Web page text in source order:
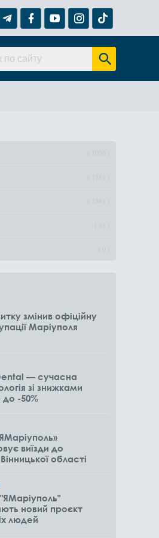
змінив офіційну
Маріуполя
— сучасна
зі знижками
-50%
виїзди до
області
новий проєкт
людей